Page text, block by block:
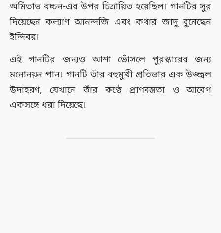
অমিতাভ বচ্চন-এর উপর চিত্রায়িত হয়েছিল। গানটির সুর
দিয়েছেন কল্যাণ আনন্দজি এবং কথার জাদু বুনেছেন
ইন্দিবর।
এই গানটির জন্যও আশা ভোঁসলে পুরস্কারের জন্য
মনোনয়ন পান। গানটি তাঁর বহুমুখী প্রতিভার এক উজ্জ্বল
উদাহরণ, যেখানে তাঁর কণ্ঠে প্রাণবন্ততা ও আবেগ
একসঙ্গে ধরা দিয়েছে।